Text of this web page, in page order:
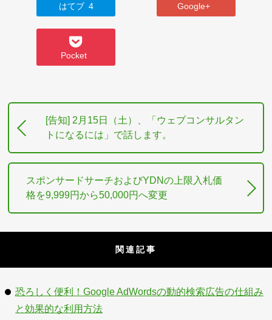
はてブ 4 Google+
Pocket
[告知] 2月15日（土）、「ウェブコンサルタン
トになるには」で話します。
スポンサードサーチおよびYDNの上限入札価
格を9,999円から50,000円へ変更
関連記事
恐ろしく便利！Google AdWordsの動的検索広告の仕組み
と効果的な利用方法